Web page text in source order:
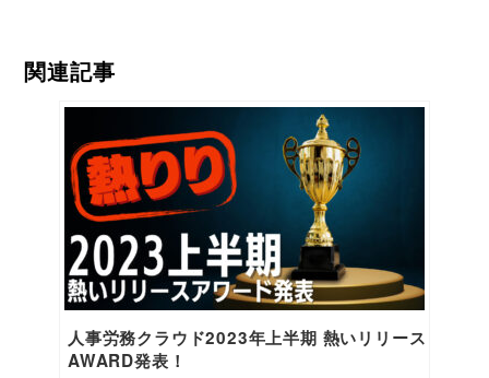
関連記事
人事労務クラウド2023年上半期 熱いリリース
AWARD発表！